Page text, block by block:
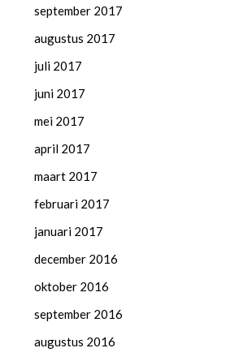
september 2017
augustus 2017
juli 2017
juni 2017
mei 2017
april 2017
maart 2017
februari 2017
januari 2017
december 2016
oktober 2016
september 2016
augustus 2016